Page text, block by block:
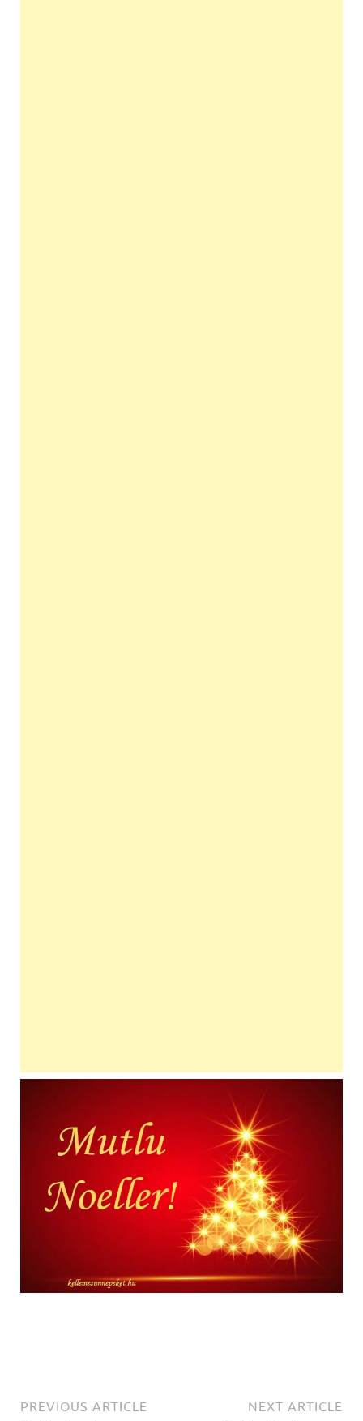
PREVIOUS ARTICLE NEXT ARTICLE